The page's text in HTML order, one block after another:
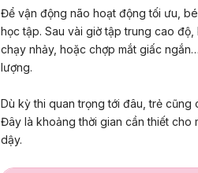
Để vận động não hoạt động tối ưu,
học tập. Sau vài giờ tập trung cao
chạy nhảy, hoặc chợp mắt giấc
lượng.
Dù kỳ thi quan trọng tới đâu, trẻ cũng
Đây là khoảng thời gian cần thiết cho
dậy.